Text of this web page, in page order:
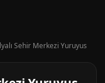
Sehir Merkezi Yuruyus